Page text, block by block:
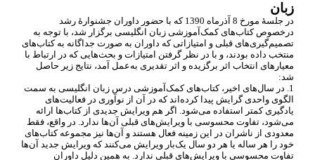
زبان
در جلسۀ مورخ 8 آذرماه 1390 که با حضور داوران جشنوارۀ رشد
درخصوص کتابهای کمکآموزشی زبان انگلیسی برگزار شد، با توجه به
تصمیمگیریهای قبلی و امتیازاتی که داوران به صورت جداگانه به کتابهای
منتخب داده بودند، و با در نظر گرفتن امتیازات و بحثهایی که در ارتباط با
معیارهای انتخاب اثر برگزیده و اثر تقدیری بهعمل آمد، نتایج زیر حاصل
شد:
1. در سال
های اخیر، کتابهای کمکآموزشی درس زبان انگلیسی به سمت
الگوی واحدی گرایش پیدا کرده اند که در آن از نوآوری در فعالیتهای
یادگیری کمتر استفاده میشود. اگر هم ویرایش جدیدی از کتابها ارائه
میشود، تفاوت محسوسی با ویرایشهای قبلی آنها ندارد. در واقع، فقط
معدودی از ناشران در این زمینه فعال هستند و آنها نیز مجموعه کتابهای
خود را هر ساله یا هر دو سال یکبار ویرایش میکنند که ویرایش جدید آنها
تفاوت محسوسی با ویرایشهای قبلی ندارد. به همین دلیل داوران